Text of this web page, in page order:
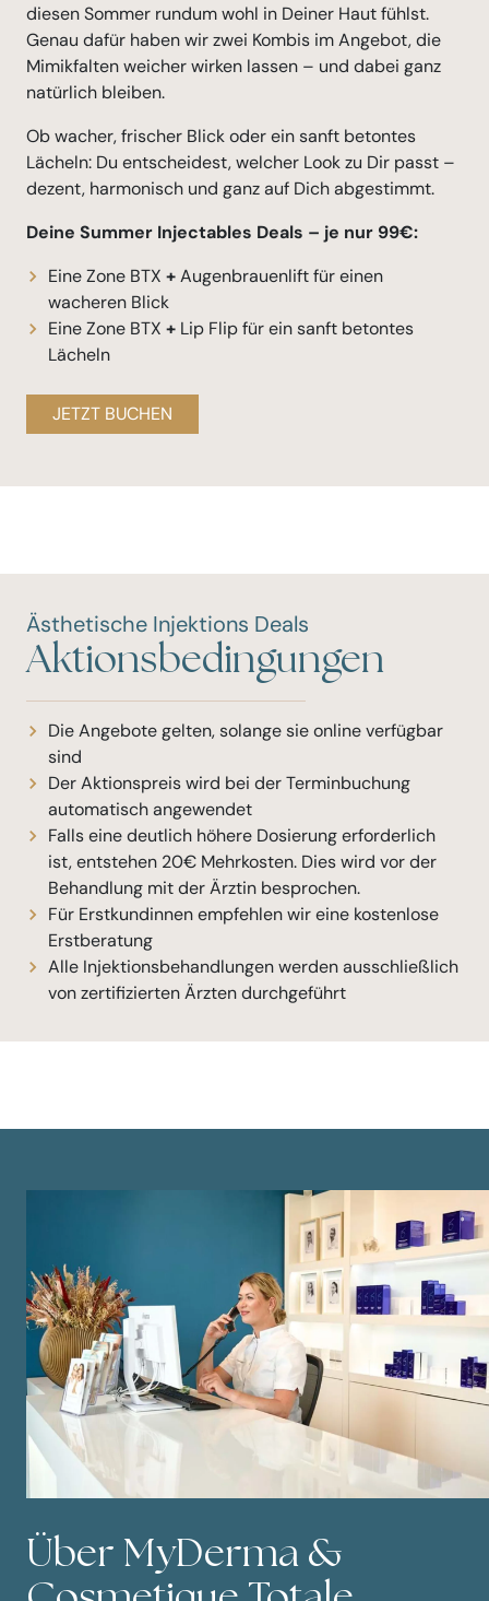
diesen Sommer rundum wohl in Deiner Haut fühlst.
Genau dafür haben wir zwei Kombis im Angebot, die
Mimikfalten weicher wirken lassen – und dabei ganz
natürlich bleiben.
Ob wacher, frischer Blick oder ein sanft betontes
Lächeln: Du entscheidest, welcher Look zu Dir passt –
dezent, harmonisch und ganz auf Dich abgestimmt.
Deine Summer Injectables Deals – je nur 99€:
Eine Zone BTX +Augenbrauenlift für einen
wacheren Blick
Eine Zone BTX + Lip Flip für ein sanft betontes
Lächeln
JETZT BUCHEN
Ästhetische Injektions Deals
Aktionsbedingungen
Die Angebote gelten, solange sie online verfügbar
sind
Der Aktionspreis wird bei der Terminbuchung
automatisch angewendet
Falls eine deutlich höhere Dosierung erforderlich
ist, entstehen 20€ Mehrkosten. Dies wird vor der
Behandlung mit der Ärztin besprochen.
Für Erstkundinnen empfehlen wir eine kostenlose
Erstberatung
Alle Injektionsbehandlungen werden ausschließlich
von zertifizierten Ärzten durchgeführt
Über MyDerma &